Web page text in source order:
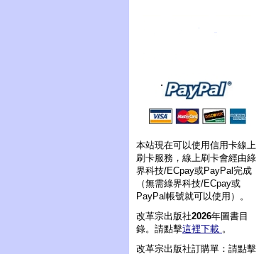
本站現在可以使用信用卡線上
刷卡服務，線上刷卡會經由綠
界科技/ECpay或PayPal完成
（無需綠界科技/ECpay或
PayPal帳號就可以使用）。
改革宗出版社2026年圖書目
錄。請點擊這裡下載 。
改革宗出版社訂購單：請點擊